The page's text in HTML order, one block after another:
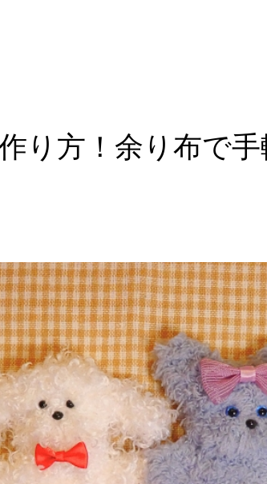
り方！余り布で